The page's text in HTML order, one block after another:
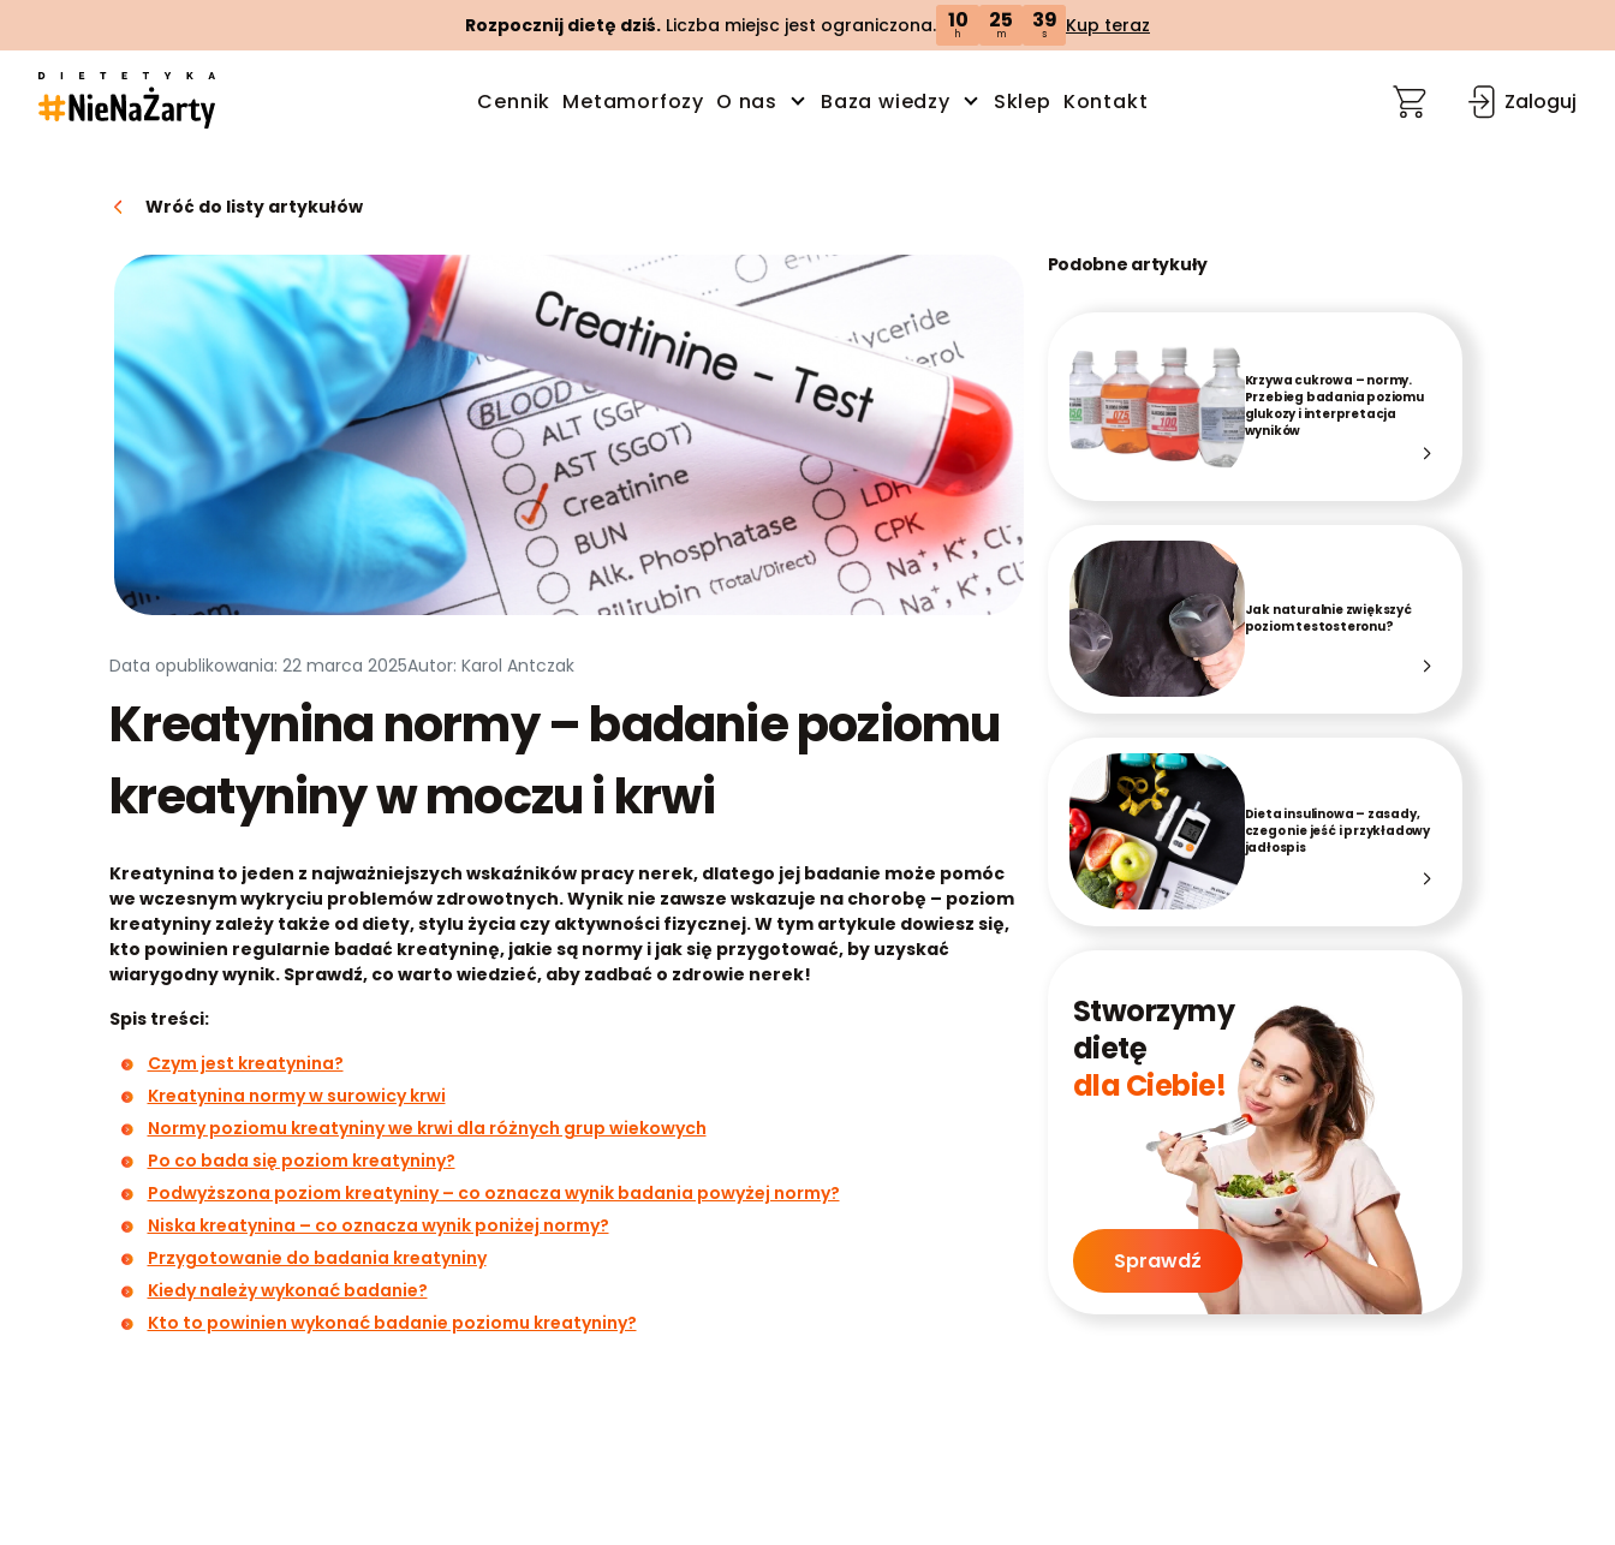
Rozpocznij dietę dziś. Liczba miejsc jest ograniczona. 10
h
25
m
38
s Kup teraz
Cennik Metamorfozy O nas Baza wiedzy Sklep Kontakt Zaloguj
Wróć do listy artykułów
Data opublikowania: 22 marca 2025Autor: Karol Antczak
Kreatynina normy – badanie poziomu
kreatyniny w moczu i krwi
Kreatynina to jeden z najważniejszych wskaźników pracy nerek, dlatego jej badanie może pomóc
we wczesnym wykryciu problemów zdrowotnych. Wynik nie zawsze wskazuje na chorobę – poziom
kreatyniny zależy także od diety, stylu życia czy aktywności fizycznej. W tym artykule dowiesz się,
kto powinien regularnie badać kreatyninę, jakie są normy i jak się przygotować, by uzyskać
wiarygodny wynik. Sprawdź, co warto wiedzieć, aby zadbać o zdrowie nerek!
Spis treści:
Czym jest kreatynina?
Kreatynina normy w surowicy krwi
Normy poziomu kreatyniny we krwi dla różnych grup wiekowych
Po co bada się poziom kreatyniny?
Podwyższona poziom kreatyniny – co oznacza wynik badania powyżej normy?
Niska kreatynina – co oznacza wynik poniżej normy?
Przygotowanie do badania kreatyniny
Kiedy należy wykonać badanie?
Kto to powinien wykonać badanie poziomu kreatyniny?
Podobne artykuły
Krzywa cukrowa – normy.
Przebieg badania poziomu
glukozy i interpretacja
wyników
Jak naturalnie zwiększyć
poziom testosteronu?
Dieta insulinowa – zasady,
czego nie jeść i przykładowy
jadłospis
Stworzymy
dietę
dla Ciebie!
Sprawdź